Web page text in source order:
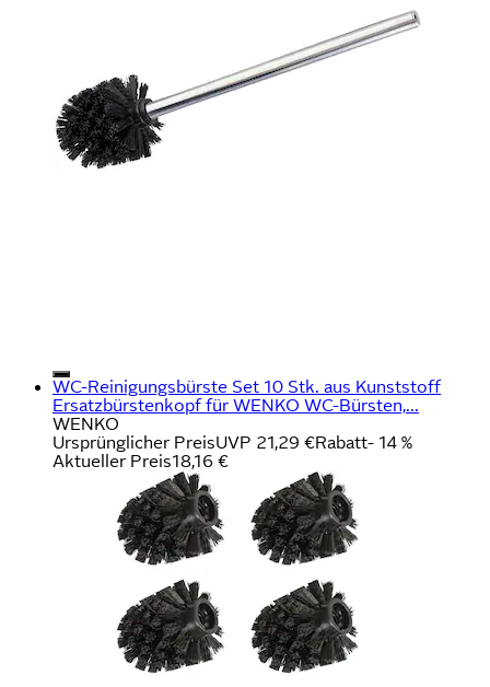
WC-Reinigungsbürste Set 10 Stk. aus Kunststoff
Ersatzbürstenkopf für WENKO WC-Bürsten,...
WENKO
Ursprünglicher PreisUVP 21,29 €Rabatt- 14 %
Aktueller Preis18,16 €